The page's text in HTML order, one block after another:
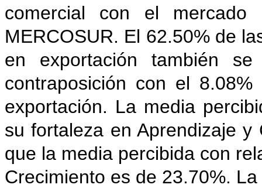
comercial con el
MERCOSUR. El 62.50% de
en exportación también
contraposición con el
exportación. La media
su fortaleza en Aprendizaje
que la media percibida con
Crecimiento es de 23.70%.